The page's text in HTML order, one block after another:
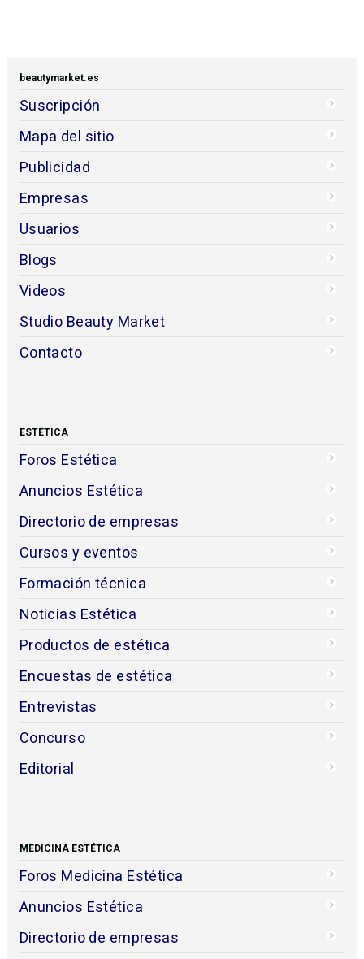
beautymarket.es
Suscripción
Mapa del sitio
Publicidad
Empresas
Usuarios
Blogs
Videos
Studio Beauty Market
Contacto
ESTÉTICA
Foros Estética
Anuncios Estética
Directorio de empresas
Cursos y eventos
Formación técnica
Noticias Estética
Productos de estética
Encuestas de estética
Entrevistas
Concurso
Editorial
MEDICINA ESTÉTICA
Foros Medicina Estética
Anuncios Estética
Directorio de empresas